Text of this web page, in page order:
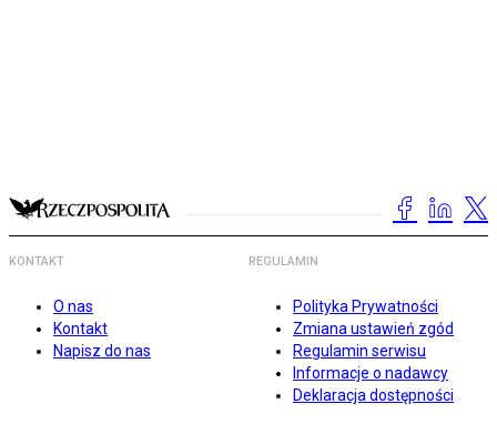
KONTAKT
O nas
Kontakt
Napisz do nas
REGULAMIN
Polityka Prywatności
Zmiana ustawień zgód
Regulamin serwisu
Informacje o nadawcy
Deklaracja dostępności